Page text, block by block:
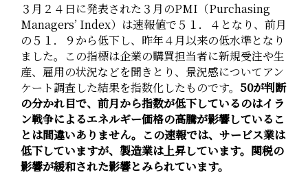
３月２４日に発表された３月のPMI（Purchasing
Managers’ Index）は速報値で５１．４となり、前月
の５１．９から低下し、昨年４月以来の低水準となり
ました。この指標は企業の購買担当者に新規受注や生
産、雇用の状況などを聞きとり、景況感についてアン
ケート調査した結果を指数化したものです。 50が判断
の分かれ目で、前月から指数が低下しているのはイラ
ン戦争によるエネルギー価格の高騰が影響しているこ
とは間違いありません。この速報では、サービス業は
低下していますが、製造業は上昇しています。関税の
影響が緩和された影響とみられています。